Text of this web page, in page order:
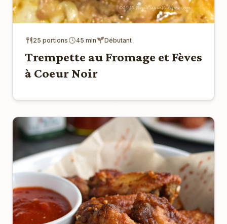
25 portions 45 min Débutant
Trempette au Fromage et Fèves
à Coeur Noir